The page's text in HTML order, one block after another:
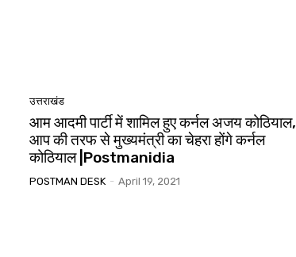
उत्तराखंड
आम आदमी पार्टी में शामिल हुए कर्नल अजय कोठियाल,
आप की तरफ से मुख्यमंत्री का चेहरा होंगे कर्नल
कोठियाल |Postmanidia
POSTMAN DESK - April 19, 2021